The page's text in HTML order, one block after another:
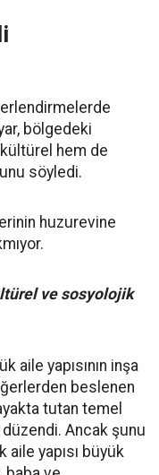
bölgedeki
kültürel hem de
söyledi.
huzurevine
ve sosyolojik
aile yapısının inşa
beslenen
tutan temel
Ancak şunu
yapısı büyük